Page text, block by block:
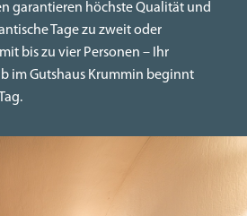
garantieren höchste Qualität und
Tage zu zweit oder
bis zu vier Personen – Ihr
im Gutshaus Krummin beginnt